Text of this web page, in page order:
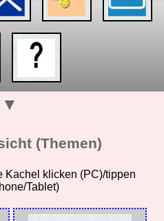
▼
(Themen)
Kachel klicken (PC)/tippen
Tablet)